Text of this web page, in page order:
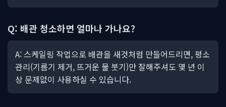
Q: 배관 청소하면 얼마나 가나요?
A: 스케일링 작업으로 배관을 새것처럼 만들어드리면, 평소
관리(기름기 제거, 뜨거운 물 붓기)만 잘해주셔도 몇 년 이
상 문제없이 사용하실 수 있습니다.